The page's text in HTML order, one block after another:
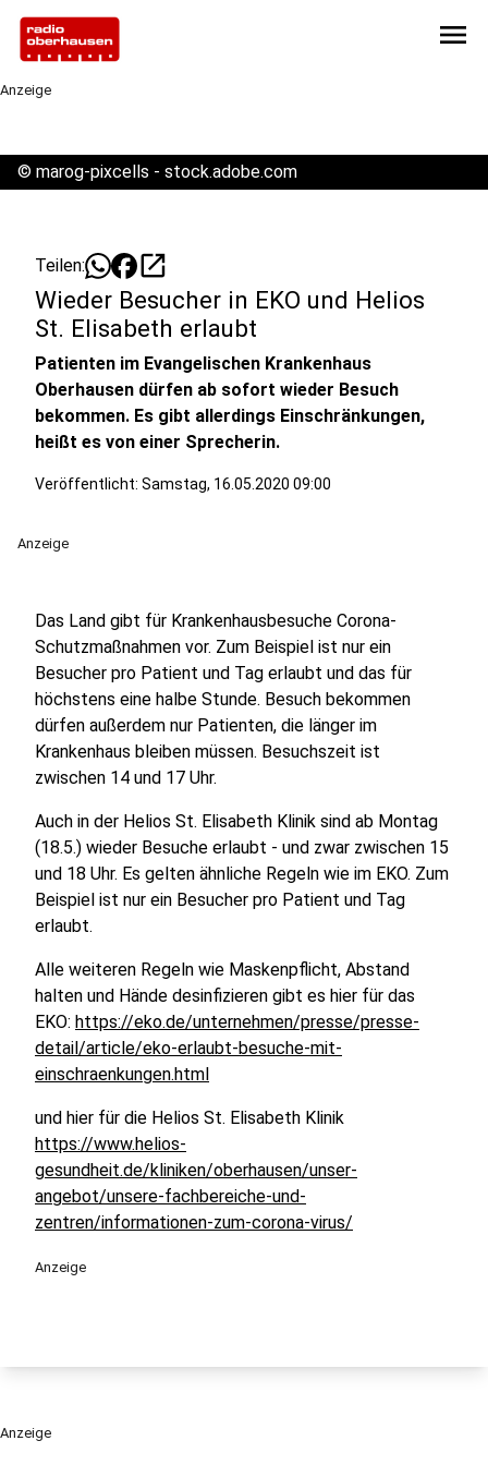
menu
Anzeige
© marog-pixcells - stock.adobe.com
Teilen: open_in_new
Wieder Besucher in EKO und Helios
St. Elisabeth erlaubt
Patienten im Evangelischen Krankenhaus
Oberhausen dürfen ab sofort wieder Besuch
bekommen. Es gibt allerdings Einschränkungen,
heißt es von einer Sprecherin.
Veröffentlicht: Samstag, 16.05.2020 09:00
Anzeige
Das Land gibt für Krankenhausbesuche Corona-
Schutzmaßnahmen vor. Zum Beispiel ist nur ein
Besucher pro Patient und Tag erlaubt und das für
höchstens eine halbe Stunde. Besuch bekommen
dürfen außerdem nur Patienten, die länger im
Krankenhaus bleiben müssen. Besuchszeit ist
zwischen 14 und 17 Uhr.
Auch in der Helios St. Elisabeth Klinik sind ab Montag
(18.5.) wieder Besuche erlaubt - und zwar zwischen 15
und 18 Uhr. Es gelten ähnliche Regeln wie im EKO. Zum
Beispiel ist nur ein Besucher pro Patient und Tag
erlaubt.
Alle weiteren Regeln wie Maskenpflicht, Abstand
halten und Hände desinfizieren gibt es hier für das
EKO: https://eko.de/unternehmen/presse/presse-
detail/article/eko-erlaubt-besuche-mit-
einschraenkungen.html
und hier für die Helios St. Elisabeth Klinik
https://www.helios-
gesundheit.de/kliniken/oberhausen/unser-
angebot/unsere-fachbereiche-und-
zentren/informationen-zum-corona-virus/
Anzeige
Anzeige